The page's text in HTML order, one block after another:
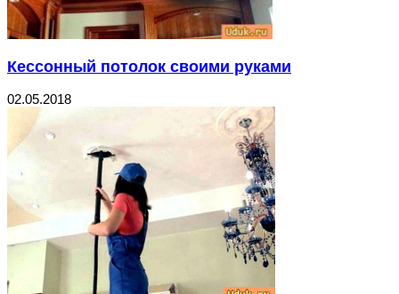
Кессонный потолок своими руками
02.05.2018